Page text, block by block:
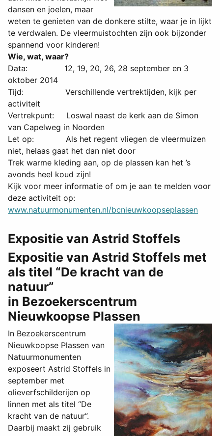
dansen en joelen, maar
weten te genieten van de donkere stilte, waar je in lijkt
te verdwalen. De vleermuistochten zijn ook bijzonder
spannend voor kinderen!
Wie, wat, waar?
Data: 12, 19, 20, 26, 28 september en 3
oktober 2014
Tijd: Verschillende vertrektijden, kijk per
activiteit
Vertrekpunt: Loswal naast de kerk aan de Simon
van Capelweg in Noorden
Let op: Als het regent vliegen de vleermuizen
niet, helaas gaat het dan niet door
Trek warme kleding aan, op de plassen kan het ’s
avonds heel koud zijn!
Kijk voor meer informatie of om je aan te melden voor
deze activiteit op:
www.natuurmonumenten.nl/bcnieuwkoopseplassen
Expositie van Astrid Stoffels
Expositie van Astrid Stoffels met
als titel “De kracht van de
natuur”
in Bezoekerscentrum
Nieuwkoopse Plassen
In Bezoekerscentrum
Nieuwkoopse Plassen van
Natuurmonumenten
exposeert Astrid Stoffels in
september met
olieverfschilderijen op
linnen met als titel “De
kracht van de natuur”.
Daarbij maakt zij gebruik